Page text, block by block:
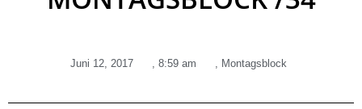
Juni 12, 2017 , 8:59 am , Montagsblock